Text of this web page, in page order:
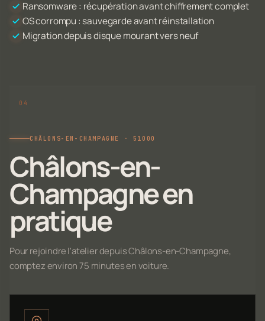
Ransomware : récupération avant chiffrement complet
OS corrompu : sauvegarde avant réinstallation
Migration depuis disque mourant vers neuf
CHÂLONS-EN-CHAMPAGNE · 51000
Châlons-en-
Champagne en
pratique
Pour rejoindre l'atelier depuis Châlons-en-Champagne,
comptez environ 75 minutes en voiture.